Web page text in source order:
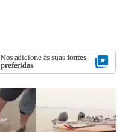
Nos adicione às suas fontes
preferidas